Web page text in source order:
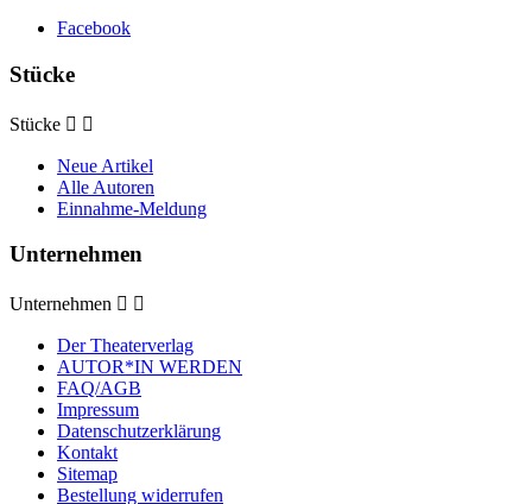
Facebook
Stücke
Stücke  
Neue Artikel
Alle Autoren
Einnahme-Meldung
Unternehmen
Unternehmen  
Der Theaterverlag
AUTOR*IN WERDEN
FAQ/AGB
Impressum
Datenschutzerklärung
Kontakt
Sitemap
Bestellung widerrufen